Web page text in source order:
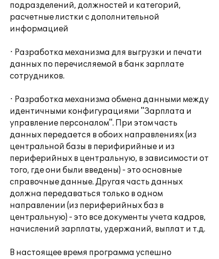
подразделений, должностей и категорий,
расчетные листки с дополнительной
информацией
· Разработка механизма для выгрузки и печати
данных по перечисляемой в банк зарплате
сотрудников.
· Разработка механизма обмена данными между
идентичными конфигурациями "Зарплата и
управление персоналом". При этом часть
данных передается в обоих направлениях (из
центральной базы в перифирийные и из
периферийных в центральную, в зависимости от
того, где они были введены) - это основные
справочные данные. Другая часть данных
должна передаваться только в одном
направлении (из периферийных баз в
центральную) - это все документы учета кадров,
начислений зарплаты, удержаний, выплат и т.д.
В настоящее время программа успешно